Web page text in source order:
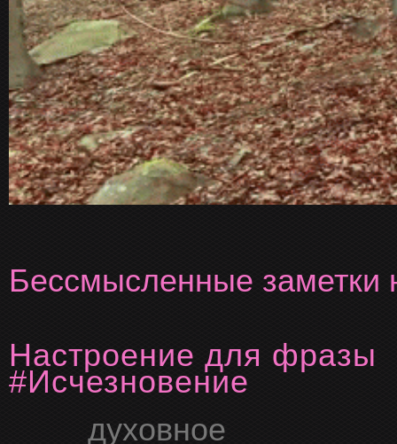
Бессмысленные заметки
Настроение для фразы
#Исчезновение
духовное